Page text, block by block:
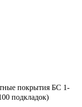
покрытия БС 1-
подкладок)